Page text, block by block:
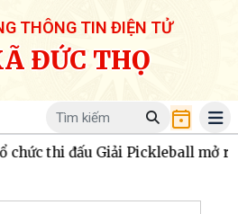
THÔNG TIN ĐIỆN TỬ
ĐỨC THỌ
thi đấu Giải Pickleball mở